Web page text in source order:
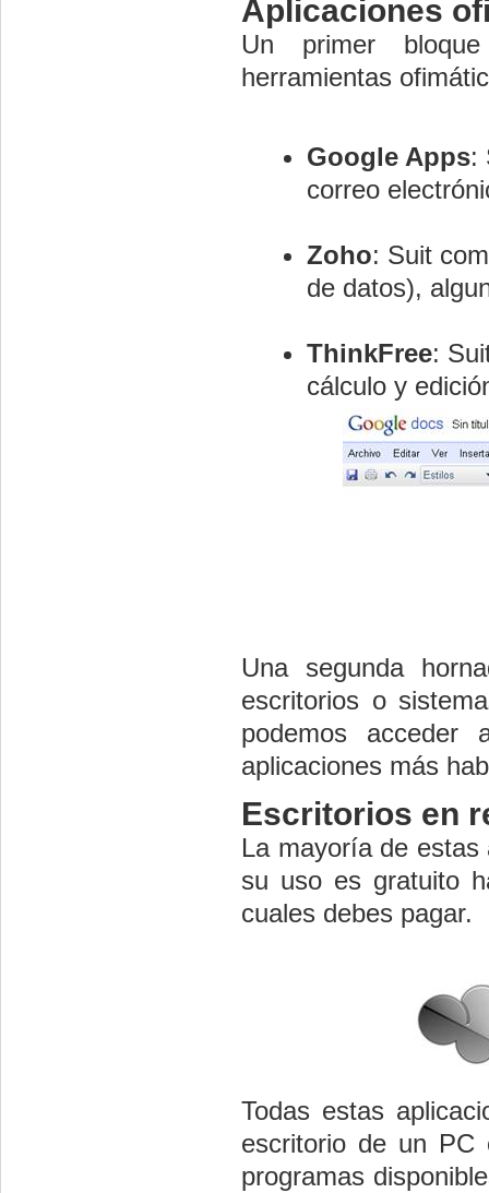
Aplicaciones
Un primer
herramientas
Google Apps:
correo
Zoho: Suit
de datos),
ThinkFree:
cálculo y
Una segunda
escritorios o
podemos acceder
aplicaciones más
Escritorios en
La mayoría de estas
su uso es gratuito
cuales debes pagar.
Todas estas
escritorio de un PC
programas